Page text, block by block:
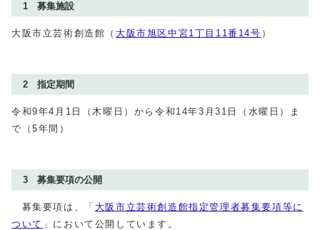
1 募集施設
大阪市立芸術創造館（ 大阪市旭区中宮1丁目11番14号 ）
2 指定期間
令和9年4月1日（木曜日）から令和14年3月31日（水曜日）ま
で（5年間）
3 募集要項の公開
募集要項は、「 大阪市立芸術創造館指定管理者募集要項等に
ついて 」において公開しています。